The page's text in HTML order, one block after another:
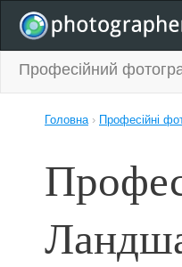
Професійний
Головна› Професійні